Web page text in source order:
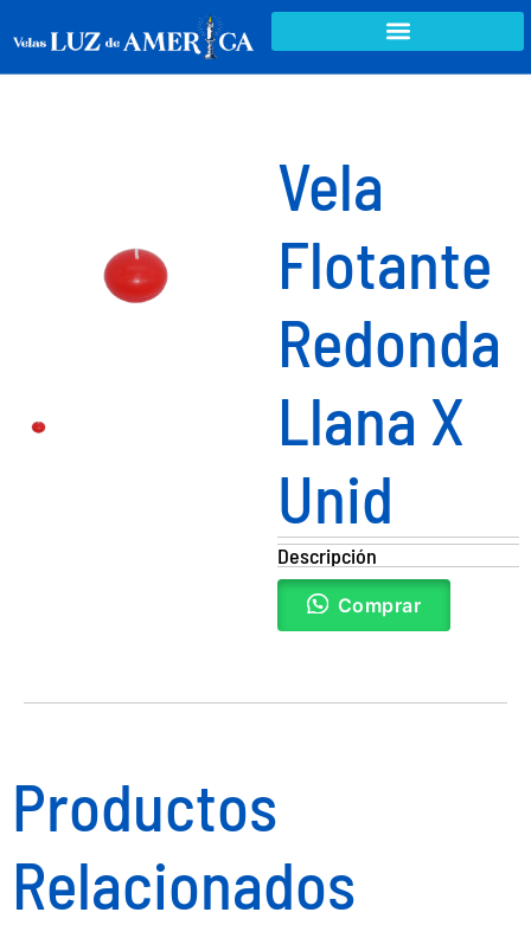
Vela
Flotante
Redonda
Llana X
Unid
Descripción
Comprar
Productos
Relacionados